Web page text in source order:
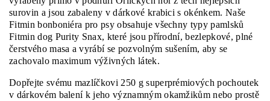
surovin a jsou zabaleny v dárkové krabici s okénkem. Naše
Fitmin bonboniéra pro psy obsahuje všechny typy pamlsků
Fitmin dog Purity Snax, které jsou přírodní, bezlepkové, plné
čerstvého masa a vyrábí se pozvolným sušením, aby se
zachovalo maximum výživných látek.
Dopřejte svému mazlíčkovi 250 g superprémiových pochoutek
v dárkovém balení k jeho významným okamžikům nebo prostě